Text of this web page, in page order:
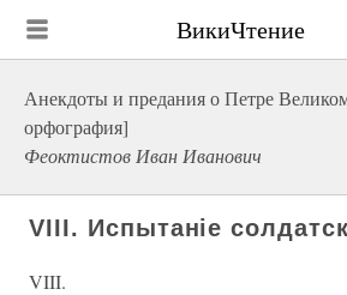
ВикиЧтение
Анекдоты и предания о Петре
орфография]
Феоктистов Иван Иванович
VIII. Испытаніе
VIII.